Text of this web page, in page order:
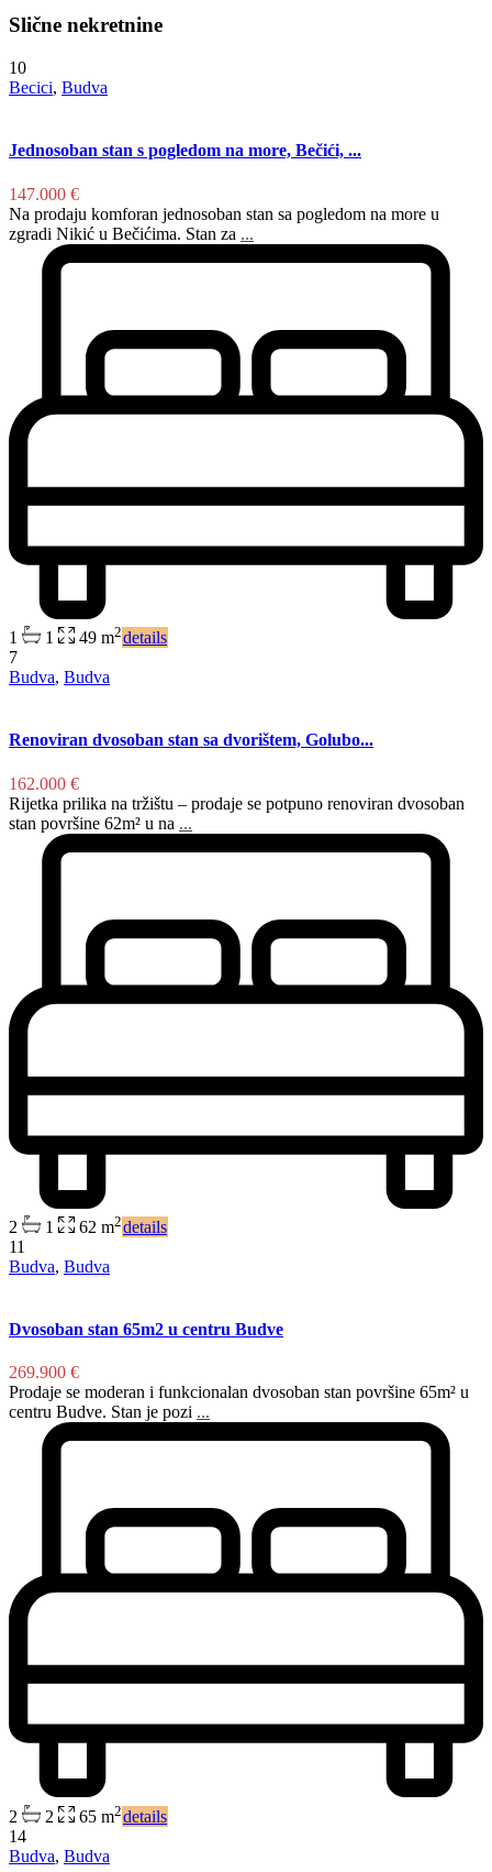
Slične nekretnine
10
Becici, Budva
Jednosoban stan s pogledom na more, Bečići, ...
147.000 €
Na prodaju komforan jednosoban stan sa pogledom na more u
zgradi Nikić u Bečićima. Stan za ...
1 1 49 m2details
7
Budva, Budva
Renoviran dvosoban stan sa dvorištem, Golubo...
162.000 €
Rijetka prilika na tržištu – prodaje se potpuno renoviran dvosoban
stan površine 62m² u na ...
2 1 62 m2details
11
Budva, Budva
Dvosoban stan 65m2 u centru Budve
269.900 €
Prodaje se moderan i funkcionalan dvosoban stan površine 65m² u
centru Budve. Stan je pozi ...
2 2 65 m2details
14
Budva, Budva